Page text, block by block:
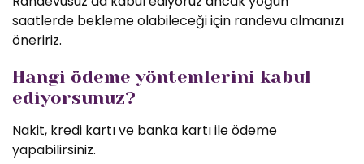
saatlerde bekleme olabileceği için randevu almanızı
öneririz.
Hangi ödeme yöntemlerini kabul
ediyorsunuz?
Nakit, kredi kartı ve banka kartı ile ödeme
yapabilirsiniz.